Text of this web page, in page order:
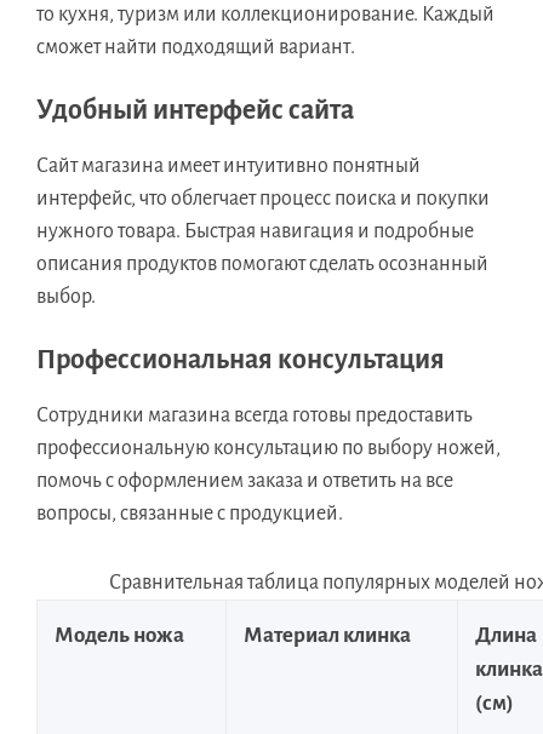
то кухня, туризм или коллекционирование. Каждый
сможет найти подходящий вариант.
Удобный интерфейс сайта
Сайт магазина имеет интуитивно понятный
интерфейс, что облегчает процесс поиска и покупки
нужного товара. Быстрая навигация и подробные
описания продуктов помогают сделать осознанный
выбор.
Профессиональная консультация
Сотрудники магазина всегда готовы предоставить
профессиональную консультацию по выбору ножей,
помочь с оформлением заказа и ответить на все
вопросы, связанные с продукцией.
Сравнительная таблица популярных моделей
Модель ножа Материал клинка
Длина
клинка
(см)